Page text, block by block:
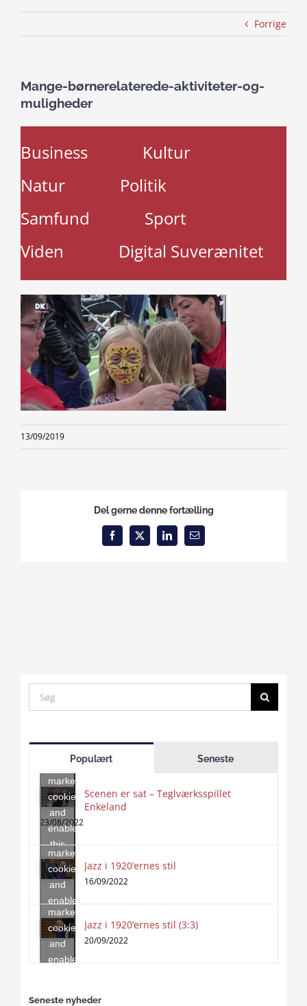
Forrige
Mange-børnerelaterede-aktiviteter-og-
muligheder
Business
Kultur
Natur
Politik
Samfund
Sport
Viden
Digital Suverænitet
13/09/2019
Del gerne denne fortælling
Facebook
X LinkedInEmail
Search
for:
Populært Seneste
accept
marketing
cookies
and
enable
this
content
Scenen er sat – Teglværksspillet
Enkeland
23/08/2022
Click
to
marketing
cookies
and
enable
this
content
Jazz i 1920’ernes stil
16/09/2022
Click
to
accept
marketing
cookies
and
enable
Jazz i 1920’ernes stil (3:3)
20/09/2022
Seneste nyheder